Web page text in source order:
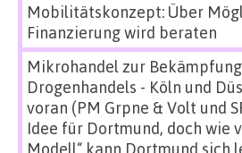
Mobilitätskonzept: Über
Finanzierung wird beraten
Mikrohandel zur
Drogenhandels - Köln und
voran (PM Grpne & Volt und
Idee für Dortmund, doch wie
Modell“ kann Dortmund sich